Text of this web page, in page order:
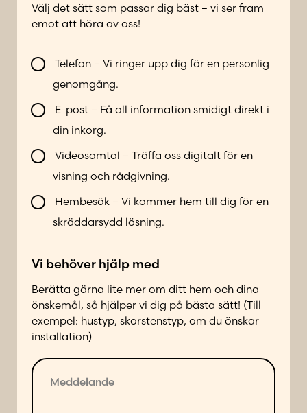
o
n
u
e
Välj det sätt som passar dig bäst – vi ser fram
emot att höra av oss!
V
i
l
b
i
n
t
d
p
å
f
ö
l
Telefon – Vi ringer upp dig för en personlig
genomgång.
E-post – Få all information smidigt direkt i
din inkorg.
Videosamtal – Träffa oss digitalt för en
visning och rådgivning.
Hembesök – Vi kommer hem till dig för en
skräddarsydd lösning.
Vi behöver hjälp med
Berätta gärna lite mer om ditt hem och dina
önskemål, så hjälper vi dig på bästa sätt! (Till
exempel: hustyp, skorstenstyp, om du önskar
installation)
M